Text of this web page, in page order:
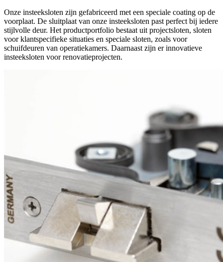
Onze insteeksloten zijn gefabriceerd met een speciale coating op de
voorplaat. De sluitplaat van onze insteeksloten past perfect bij iedere
stijlvolle deur. Het productportfolio bestaat uit projectsloten, sloten
voor klantspecifieke situaties en speciale sloten, zoals voor
schuifdeuren van operatiekamers. Daarnaast zijn er innovatieve
insteeksloten voor renovatieprojecten.